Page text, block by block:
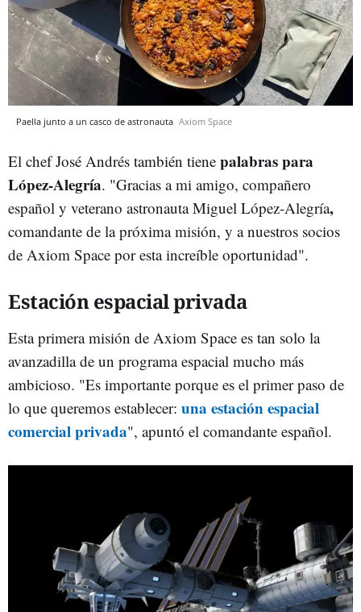
Paella junto a un casco de astronauta Axiom Space
El chef José Andrés también tiene palabras para
López-Alegría. "Gracias a mi amigo, compañero
español y veterano astronauta Miguel López-Alegría,
comandante de la próxima misión, y a nuestros socios
de Axiom Space por esta increíble oportunidad".
Estación espacial privada
Esta primera misión de Axiom Space es tan solo la
avanzadilla de un programa espacial mucho más
ambicioso. "Es importante porque es el primer paso de
lo que queremos establecer: una estación espacial
comercial privada", apuntó el comandante español.